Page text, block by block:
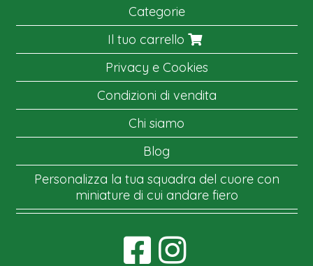
Categorie
Il tuo carrello
Privacy e Cookies
Condizioni di vendita
Chi siamo
Blog
Personalizza la tua squadra del cuore con
miniature di cui andare fiero